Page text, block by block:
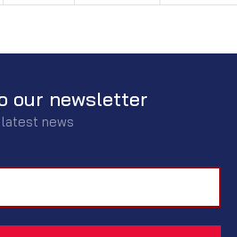
our newsletter
latest news